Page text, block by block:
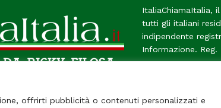
offrirti pubblicità o contenuti personalizzati e
ItaliaChiamaItalia,
tutti gli italiani
indipendente
Informazione. Reg.